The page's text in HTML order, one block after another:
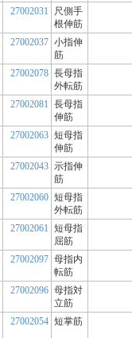
27002031
尺側手
根伸筋
27002037 小指伸
筋
27002078 長母指
外転筋
27002081 長母指
伸筋
27002063 短母指
伸筋
27002043 示指伸
筋
27002060 短母指
外転筋
27002061 短母指
屈筋
27002097 母指内
転筋
27002096 母指対
立筋
27002054 短掌筋